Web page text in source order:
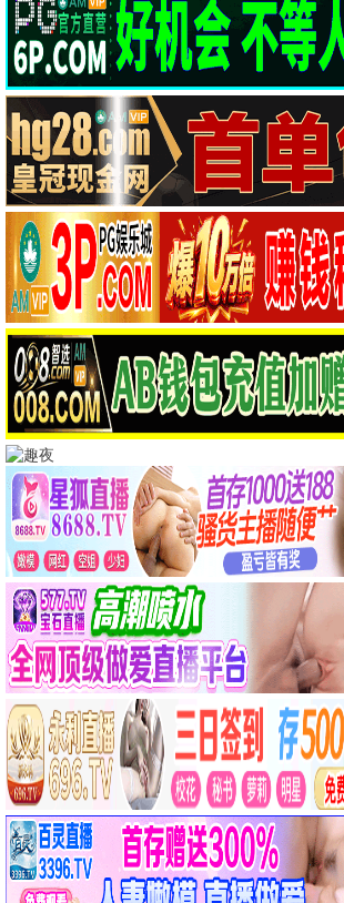
日更新、无广告不卡顿
热播推荐
长安的荔枝
古装 / 历史 / 热播